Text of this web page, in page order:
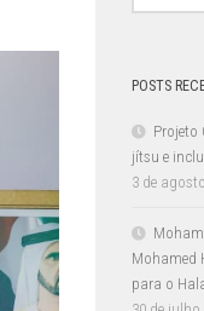
POSTS
Projeto
jítsu e
3 de
Mohamed
para o